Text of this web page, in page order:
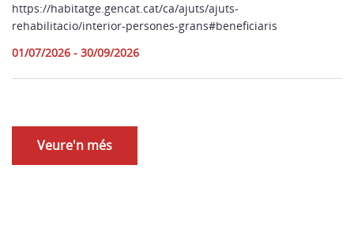
https://habitatge.gencat.cat/ca/ajuts/ajuts-
rehabilitacio/interior-persones-grans#beneficiaris
01/07/2026 - 30/09/2026
Veure'n més